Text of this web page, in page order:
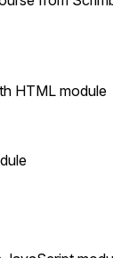
HTML module